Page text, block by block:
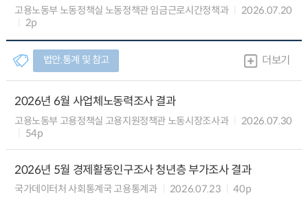
고용노동부 노동정책실 노동정책관 임금근로시간정책과
2026.07.20
2p
법안.통계 및 참고 더보기
2026년 6월 사업체노동력조사 결과
고용노동부 고용정책실 고용지원정책관 노동시장조사과
2026.07.30
54p
2026년 5월 경제활동인구조사 청년층 부가조사 결과
국가데이터처 사회통계국 고용통계과 2026.07.23 40p